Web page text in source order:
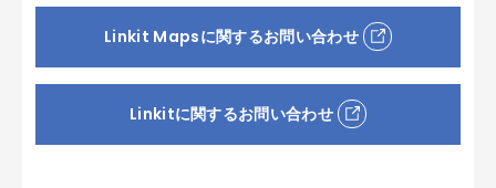
Linkit Mapsに関するお問い合わせ
Linkitに関するお問い合わせ